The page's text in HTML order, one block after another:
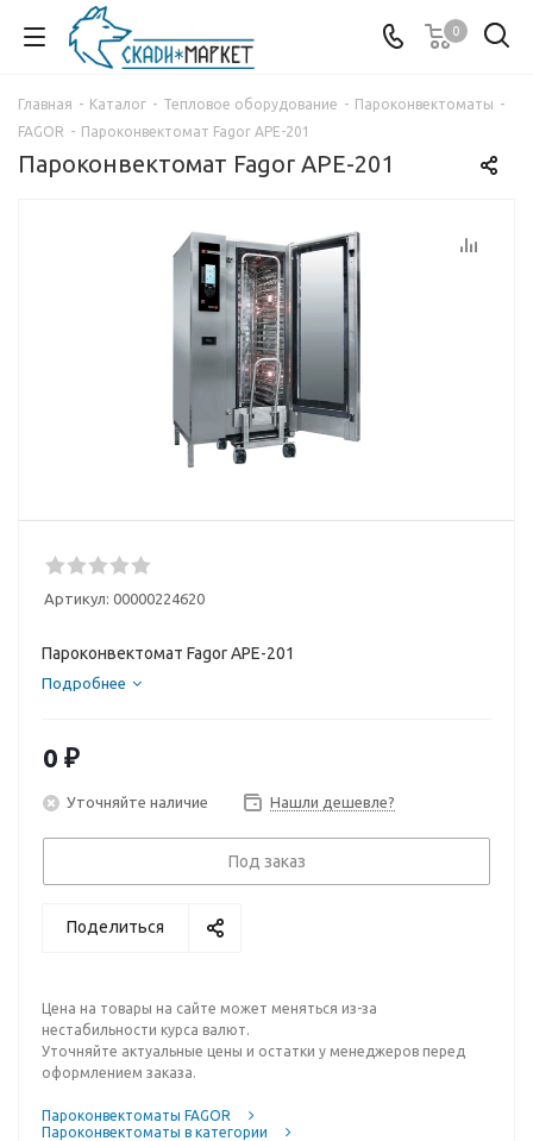
0
Главная - Каталог - Тепловое оборудование - Пароконвектоматы -
FAGOR - Пароконвектомат Fagor APE-201
Пароконвектомат Fagor APE-201
Артикул: 00000224620
Пароконвектомат Fagor APE-201
Подробнее
0 ₽
Уточняйте наличие Нашли дешевле?
Под заказ
Поделиться
Цена на товары на сайте может меняться из-за
нестабильности курса валют.
Уточняйте актуальные цены и остатки у менеджеров перед
оформлением заказа.
Пароконвектоматы FAGOR
Пароконвектоматы в категории